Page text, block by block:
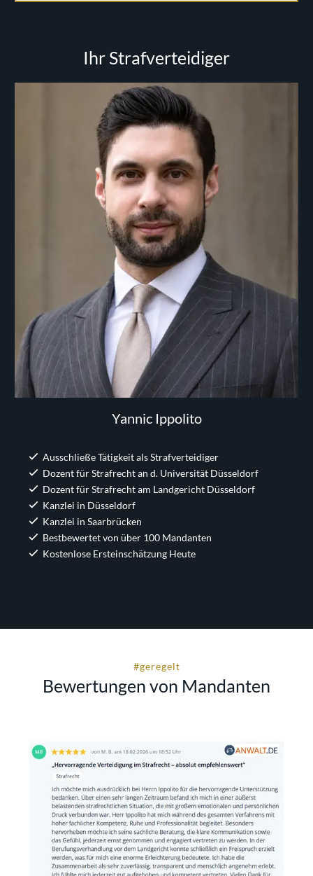
Ihr Strafverteidiger
Yannic Ippolito
Ausschließe Tätigkeit als Strafverteidiger
Dozent für Strafrecht an d. Universität Düsseldorf
Dozent für Strafrecht am Landgericht Düsseldorf
Kanzlei in Düsseldorf
Kanzlei in Saarbrücken
Bestbewertet von über 100 Mandanten
Kostenlose Ersteinschätzung Heute
#geregelt
Bewertungen von Mandanten